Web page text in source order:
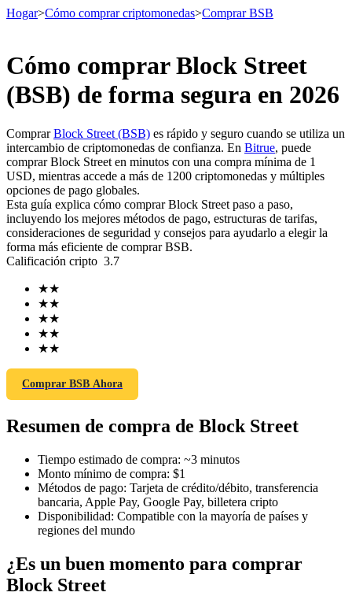
Futuros
Futuros del USDT
Futuros que utilizan USDT como garantía
Futuros COIN-M
TradFi
Derivados de acciones, divisas, metales preciosos y materias
Hogar>Cómo comprar criptomonedas>Comprar BSB
Cómo comprar Block Street
(BSB) de forma segura en 2026
ComprarBlock Street (BSB) es rápido y seguro cuando se utiliza un
intercambio de criptomonedas de confianza. En Bitrue, puede
comprar Block Street en minutos con una compra mínima de 1
USD, mientras accede a más de 1200 criptomonedas y múltiples
opciones de pago globales.
Esta guía explica cómo comprar Block Street paso a paso,
incluyendo los mejores métodos de pago, estructuras de tarifas,
consideraciones de seguridad y consejos para ayudarlo a elegir la
forma más eficiente de comprar BSB.
Calificación cripto 3.7
★★
★★
★★
★★
★★
Comprar BSB Ahora
Resumen de compra de Block Street
Tiempo estimado de compra: ~3 minutos
Monto mínimo de compra: $1
Métodos de pago: Tarjeta de crédito/débito, transferencia
bancaria, Apple Pay, Google Pay, billetera cripto
Disponibilidad: Compatible con la mayoría de países y
regiones del mundo
¿Es un buen momento para comprar
Block Street